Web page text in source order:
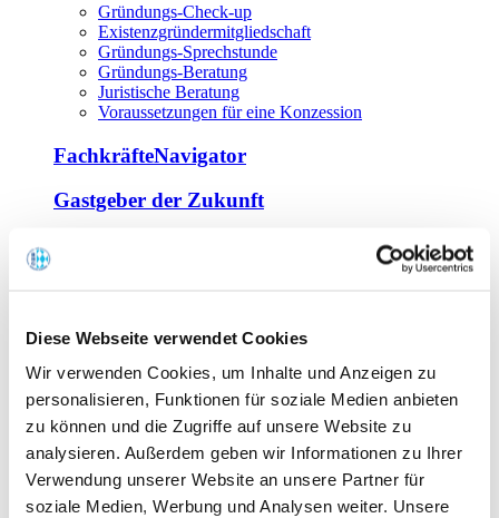
Diese Webseite verwendet Cookies
Wir verwenden Cookies, um Inhalte und Anzeigen zu
personalisieren, Funktionen für soziale Medien anbieten
zu können und die Zugriffe auf unsere Website zu
analysieren. Außerdem geben wir Informationen zu Ihrer
Verwendung unserer Website an unsere Partner für
soziale Medien, Werbung und Analysen weiter. Unsere
Gründungs-Check-up
Existenzgründermitgliedschaft
Gründungs-Sprechstunde
Gründungs-Beratung
Juristische Beratung
Voraussetzungen für eine Konzession
FachkräfteNavigator
Gastgeber der Zukunft
Offene Seminare
Tagen im Palais
Wirte-und Unternehmerbrief
Lernplattform BOUNTI
Partner
Branchennahe Organisationen